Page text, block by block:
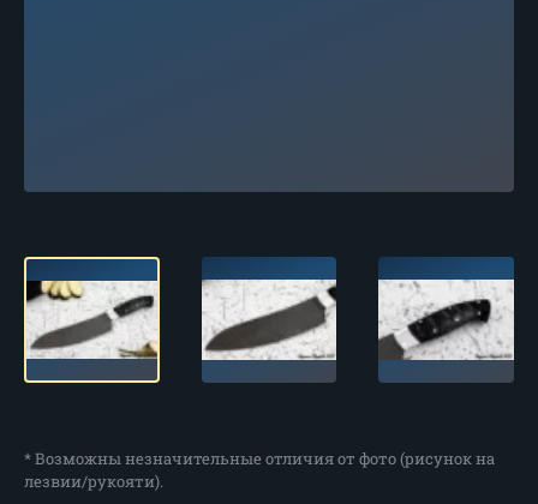
* Возможны незначительные отличия от фото (рисунок на
лезвии/рукояти).